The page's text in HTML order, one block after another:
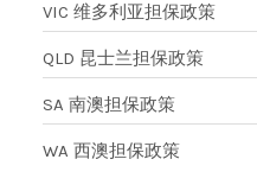
VIC 维多利亚担保政策
QLD 昆士兰担保政策
SA 南澳担保政策
WA 西澳担保政策